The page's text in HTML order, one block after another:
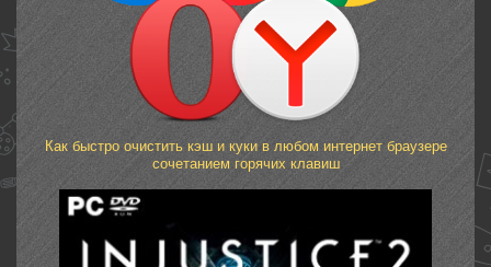
Как быстро очистить кэш и куки в любом интернет браузере
сочетанием горячих клавиш